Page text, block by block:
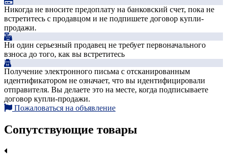
Никогда не вносите предоплату на банковский счет, пока не
встретитесь с продавцом и не подпишете договор купли-
продажи.
Ни один серьезный продавец не требует первоначального
взноса до того, как вы встретитесь
Получение электронного письма с отсканированным
идентификатором не означает, что вы идентифицировали
отправителя. Вы делаете это на месте, когда подписываете
договор купли-продажи.
Пожаловаться на объявление
Сопутствующие товары